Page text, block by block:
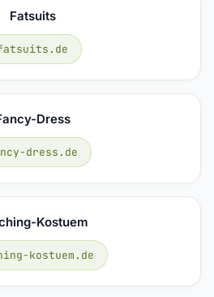
Fatsuits
Dress
dress.de
Kostuem
kostuem.de